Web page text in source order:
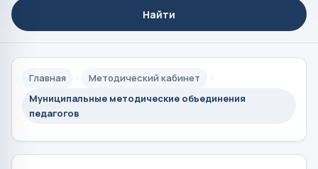
Найти
Главная
Методический кабинет
Муниципальные методические объединения
педагогов